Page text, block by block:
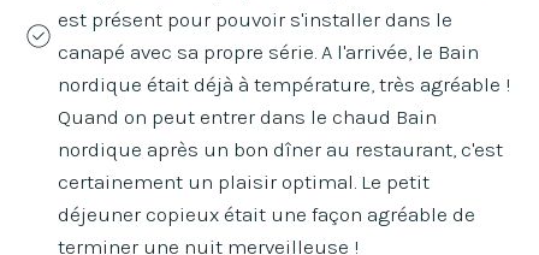
est présent pour pouvoir s'installer dans le
canapé avec sa propre série. A l'arrivée, le Bain
nordique était déjà à température, très agréable !
Quand on peut entrer dans le chaud Bain
nordique après un bon dîner au restaurant, c'est
certainement un plaisir optimal. Le petit
déjeuner copieux était une façon agréable de
terminer une nuit merveilleuse !